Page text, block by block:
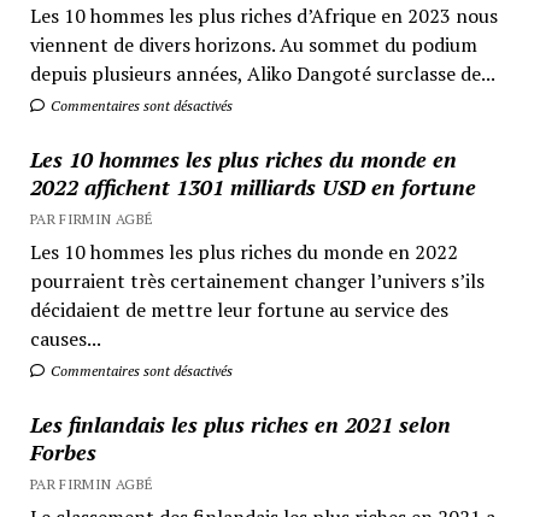
Les 10 hommes les plus riches d’Afrique en 2023 nous
viennent de divers horizons. Au sommet du podium
depuis plusieurs années, Aliko Dangoté surclasse de...
Commentaires sont désactivés
Les 10 hommes les plus riches du monde en
2022 affichent 1301 milliards USD en fortune
PAR FIRMIN AGBÉ
Les 10 hommes les plus riches du monde en 2022
pourraient très certainement changer l’univers s’ils
décidaient de mettre leur fortune au service des
causes...
Commentaires sont désactivés
Les finlandais les plus riches en 2021 selon
Forbes
PAR FIRMIN AGBÉ